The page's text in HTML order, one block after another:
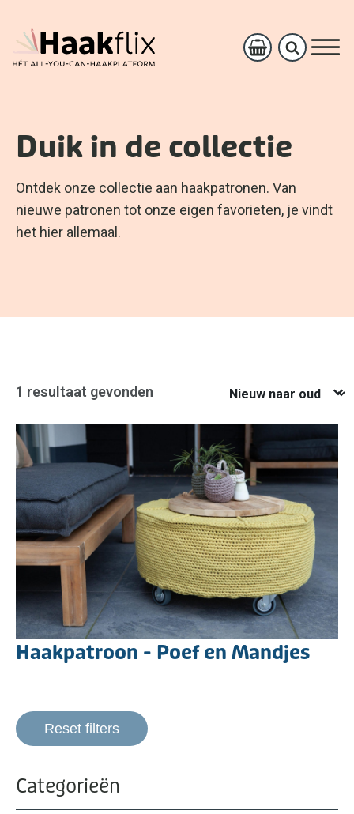
Duik in de collectie
Ontdek onze collectie aan haakpatronen. Van
nieuwe patronen tot onze eigen favorieten, je vindt
het hier allemaal.
Reset filters
Categorieën
1 resultaat gevonden Nieuw naar oud
Haakpatroon - Poef en Mandjes